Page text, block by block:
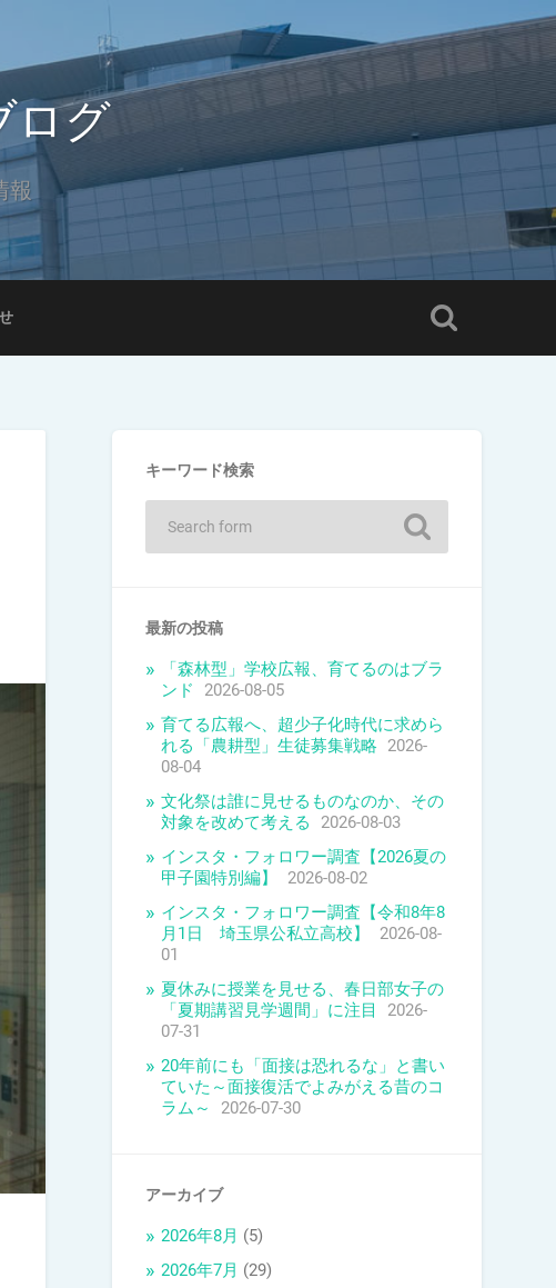
ログ
報
キーワード検索
最新の投稿
「森林型」学校広報、育てるのはブラ
ンド
2026-08-05
育てる広報へ、超少子化時代に求めら
れる「農耕型」生徒募集戦略 2026-
08-04
文化祭は誰に見せるものなのか、その
対象を改めて考える
2026-08-03
インスタ・フォロワー調査【2026夏の
甲子園特別編】
2026-08-02
インスタ・フォロワー調査【令和8年8
月1日 埼玉県公私立高校】
2026-08-
01
夏休みに授業を見せる、春日部女子の
「夏期講習見学週間」に注目
2026-
07-31
20年前にも「面接は恐れるな」と書い
ていた～面接復活でよみがえる昔のコ
ラム～
2026-07-30
アーカイブ
2026年8月 (5)
2026年7月 (29)